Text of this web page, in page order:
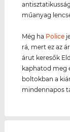
műanyag
Még ha Police
rá, mert ez az
árut keresők
kaphatod meg
boltokban a
mindennapos